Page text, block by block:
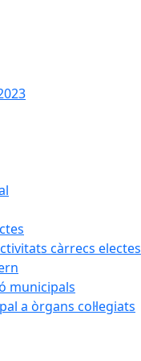
càrrecs electes
municipals
a òrgans col·legiats